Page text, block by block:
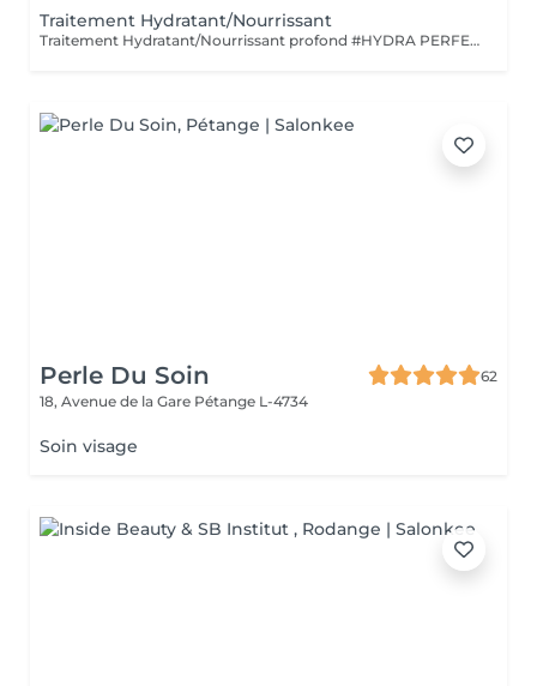
Traitement Hydratant/Nourrissant
Traitement Hydratant/Nourrissant profond #HYDRA PERFECTION de «Dibi Milano» La peau a besoin d'eau à 20 ans comme à 40 ans, elle varie en fonction des différentes conditions climatiques, grâce aux formulations s'adaptant de façon autonome, elle est revitalisée, son hydratation est restaurée, sa barrière cutanée est renforcée, riche en eau et pleine d'éclat. *Soin Hydro-Nourrissant pour rétablir les réserves d'eau et de nutriments nécessaires dans les tissus cutanés. (Masque gel) *Soin Biorevitalisant Hydratation/Nutrition Extrême, pour revitaliser la peau en lui apportant du Collagène et de l'Acide Hyaluronique. (Masque au Collagène Pur composé de 3 types de collagène: fibres qui retiennent l'eau, molécules pour retenir l'humidité dans la peau, peptides régénérants.) POUR TOUTES LES PEAUX DE TOUT ÂGE
Perle Du Soin
62
18, Avenue de la Gare Pétange L-4734
Soin visage